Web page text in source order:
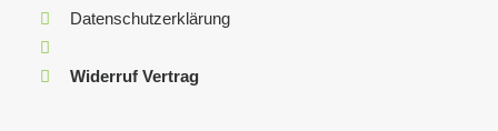
Datenschutzerklärung
Widerruf Vertrag